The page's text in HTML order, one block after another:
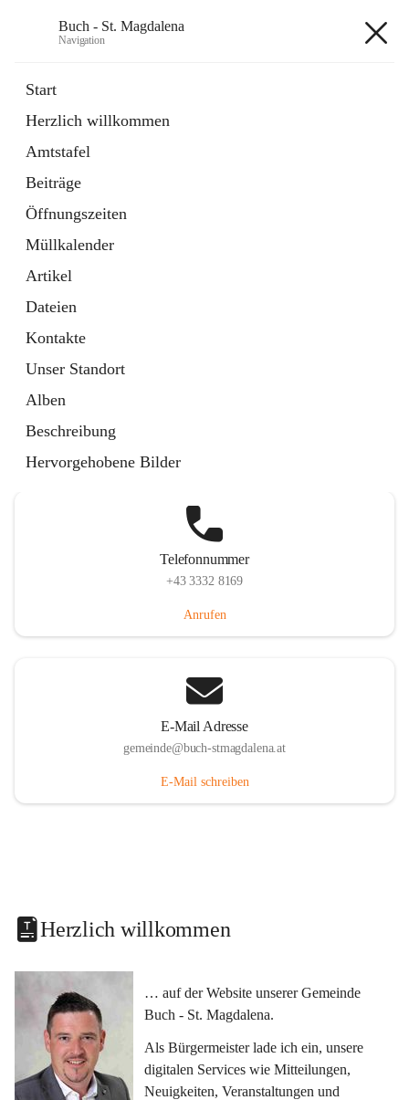
Buch - St. Magdalena
Navigation
Start
Herzlich willkommen
Amtstafel
Beiträge
Öffnungszeiten
Müllkalender
Artikel
Dateien
Kontakte
Unser Standort
Alben
Beschreibung
Hervorgehobene Bilder
11 Schnellzugriffe
Bürgerservice
10 Schnellzugriffe
Telefonnummer
+43 3332 8169
Anrufen
E-Mail Adresse
gemeinde@buch-stmagdalena.at
E-Mail schreiben
Herzlich willkommen
… auf der Website unserer Gemeinde
Buch - St. Magdalena.
Als Bürgermeister lade ich ein, unsere
digitalen Services wie Mitteilungen,
Neuigkeiten, Veranstaltungen und